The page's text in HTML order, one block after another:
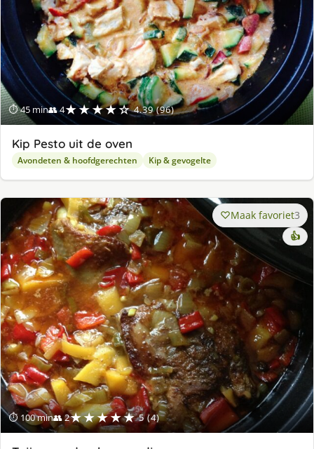
⏱ 45 min👥 4★★★★☆ 4.39 (96)
Kip Pesto uit de oven
Avondeten & hoofdgerechten Kip & gevogelte
⏱ 100 min👥 2★★★★★ 5 (4)
Maak favoriet3
👍